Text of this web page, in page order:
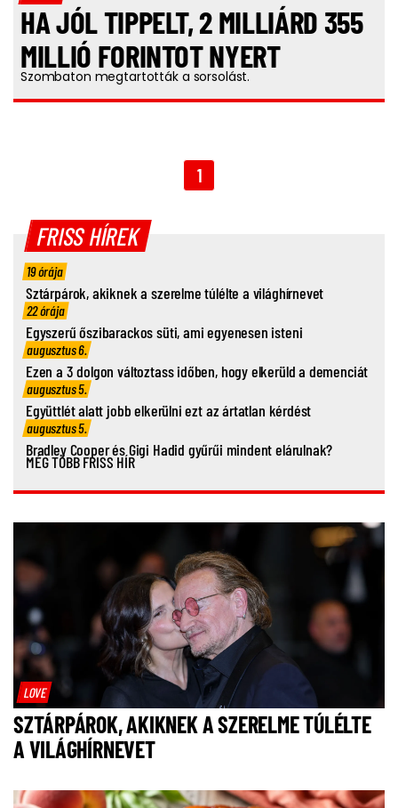
HA JÓL TIPPELT, 2 MILLIÁRD 355
MILLIÓ FORINTOT NYERT
Szombaton megtartották a sorsolást.
1
FRISS HÍREK
19 órája
Sztárpárok, akiknek a szerelme túlélte a világhírnevet
22 órája
Egyszerű őszibarackos süti, ami egyenesen isteni
augusztus 6.
Ezen a 3 dolgon változtass időben, hogy elkerüld a demenciát
augusztus 5.
Együttlét alatt jobb elkerülni ezt az ártatlan kérdést
augusztus 5.
Bradley Cooper és Gigi Hadid gyűrűi mindent elárulnak?
MÉG TÖBB FRISS HÍR
LOVE
SZTÁRPÁROK, AKIKNEK A SZERELME TÚLÉLTE
A VILÁGHÍRNEVET